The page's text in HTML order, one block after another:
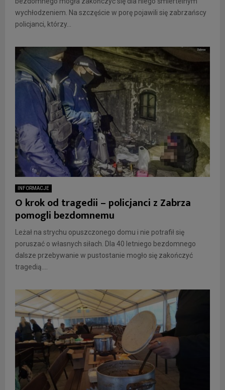
wychłodzeniem. Na szczęście w porę pojawili się zabrzańscy
policjanci, którzy...
INFORMACJE
O krok od tragedii – policjanci z Zabrza
pomogli bezdomnemu
Leżał na strychu opuszczonego domu i nie potrafił się
poruszać o własnych siłach. Dla 40 letniego bezdomnego
dalsze przebywanie w pustostanie mogło się zakończyć
tragedią....